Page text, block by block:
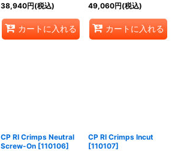
38,940円(税込)
カートに入れる
49,060円(税込)
カートに入れる
CP RI Crimps Neutral
Screw-On [110106]
CP RI Crimps Incut
[110107]